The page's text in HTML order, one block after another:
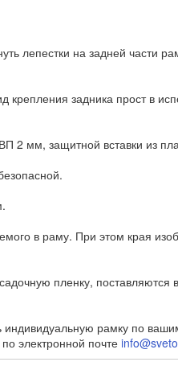
лепестки на задней части
задника прост в
мм, защитной вставки из
в раму. При этом края
пленку, поставляются
индивидуальную рамку по
электронной почте